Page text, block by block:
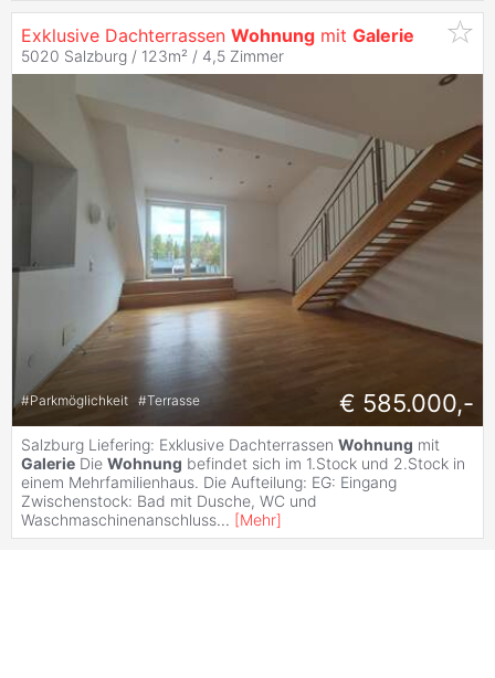
Exklusive Dachterrassen Wohnung mit Galerie
5020 Salzburg / 123m² / 4,5 Zimmer
#Parkmöglichkeit #Terrasse € 585.000,-
Salzburg Liefering: Exklusive Dachterrassen Wohnung mit
Galerie Die Wohnung befindet sich im 1.Stock und 2.Stock in
einem Mehrfamilienhaus. Die Aufteilung: EG: Eingang
Zwischenstock: Bad mit Dusche, WC und
Waschmaschinenanschluss... [Mehr]